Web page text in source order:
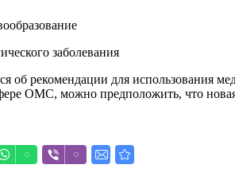
заболевания
об рекомендации для использования
ОМС, можно предположить, что новая